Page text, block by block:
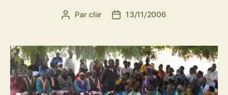
Auteur
Par cliir
Date13/11/2006